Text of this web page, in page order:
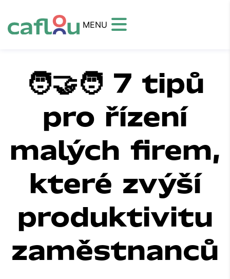
MENU
🧑‍🤝‍🧑 7 tipů
pro řízení
malých firem,
které zvýší
produktivitu
zaměstnanců